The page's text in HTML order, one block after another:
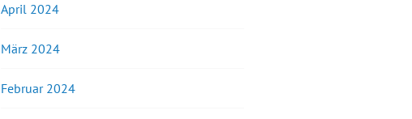
April 2024
März 2024
Februar 2024